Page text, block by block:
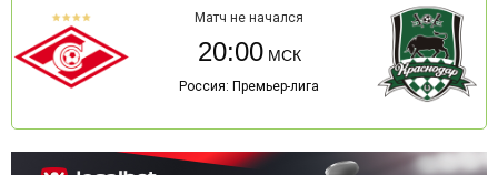
Матч не начался
20:00
Россия: Премьер-лига